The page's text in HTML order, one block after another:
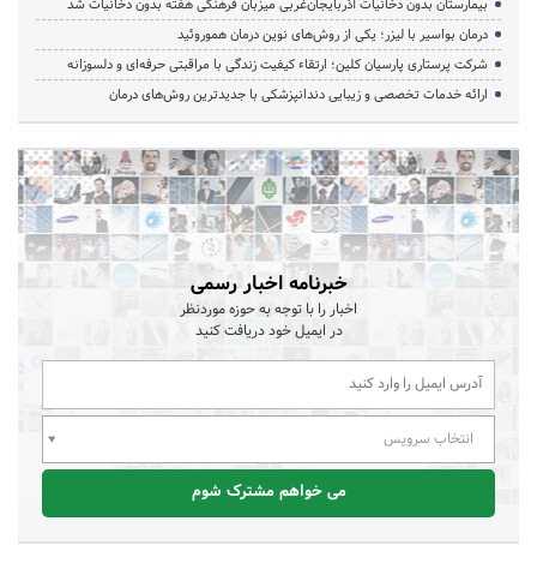
درمان بواسیر با لیزر؛ یکی از روش‌های نوین درمان هموروئید
شرکت پرستاری پارسیان کلین؛ ارتقاء کیفیت زندگی با مراقبتی حرفه‌ای و دلسوزانه
ارائه خدمات تخصصی و زیبایی دندانپزشکی با جدیدترین روش‌های درمان
خبرنامه اخبار رسمی
اخبار را با توجه به حوزه موردنظر
در ایمیل خود دریافت کنید
انتخاب سرویس
می خواهم مشترک شوم